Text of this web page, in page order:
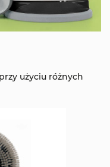
użyciu różnych